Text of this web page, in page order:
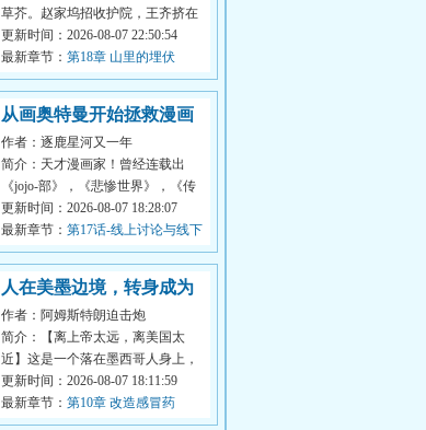
草芥。赵家坞招收护院，王齐挤在
流民堆中等待被挑中，只为了一口
饱饭。管...
更新时间：2026-08-07 22:50:54
最新章节： 第18章 山里的埋伏
从画奥特曼开始拯救漫画
界
作者：逐鹿星河又一年
简介：天才漫画家！曾经连载出
《jojo-部》，《悲惨世界》，《传
说巨神伊迪安》，《飞跃巅峰》、
《奥特Q》...
更新时间：2026-08-07 18:28:07
最新章节： 第17话-线上讨论与线下
来信
人在美墨边境，转身成为
异界神明
作者：阿姆斯特朗迫击炮
简介：【离上帝太远，离美国太
近】这是一个落在墨西哥人身上，
持续了两百多年的诅咒周野重生在
了美墨边境...
更新时间：2026-08-07 18:11:59
最新章节： 第10章 改造感冒药